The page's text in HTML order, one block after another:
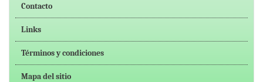
Contacto
Links
Términos y condiciones
Mapa del sitio